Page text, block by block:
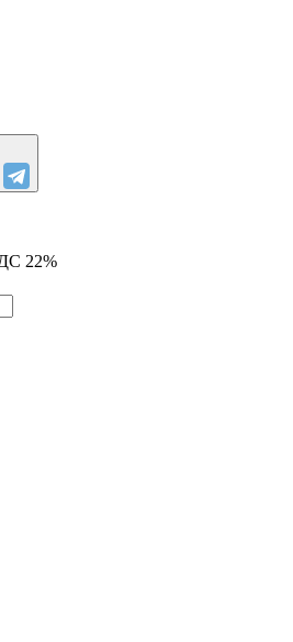
22%